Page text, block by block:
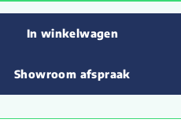
In winkelwagen
Showroom afspraak